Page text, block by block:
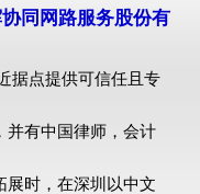
同网路服务股份有
据点提供可信任且专
并有中国律师，会计
展时，在深圳以中文